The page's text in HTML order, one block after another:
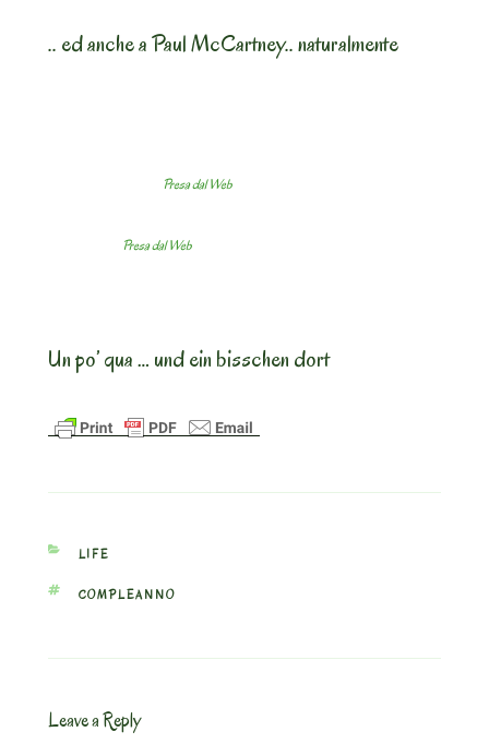
.. ed anche a Paul McCartney.. naturalmente
Presa dal Web
Presa dal Web
Un po’ qua … und ein bisschen dort
CATEGORIES
LIFE
TAGS
COMPLEANNO
Leave a Reply